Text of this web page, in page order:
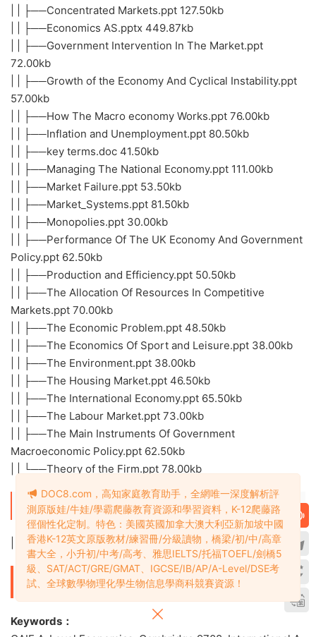
| | ├──Concentrated Markets.ppt 127.50kb
| | ├──Economics AS.pptx 449.87kb
| | ├──Government Intervention In The Market.ppt
72.00kb
| | ├──Growth of the Economy And Cyclical Instability.ppt
57.00kb
| | ├──How The Macro economy Works.ppt 76.00kb
| | ├──Inflation and Unemployment.ppt 80.50kb
| | ├──key terms.doc 41.50kb
| | ├──Managing The National Economy.ppt 111.00kb
| | ├──Market Failure.ppt 53.50kb
| | ├──Market_Systems.ppt 81.50kb
| | ├──Monopolies.ppt 30.00kb
| | ├──Performance Of The UK Economy And Government
Policy.ppt 62.50kb
| | ├──Production and Efficiency.ppt 50.50kb
| | ├──The Allocation Of Resources In Competitive
Markets.ppt 70.00kb
| | ├──The Economic Problem.ppt 48.50kb
| | ├──The Economics Of Sport and Leisure.ppt 38.00kb
| | ├──The Environment.ppt 38.00kb
| | ├──The Housing Market.ppt 46.50kb
| | ├──The International Economy.ppt 65.50kb
| | ├──The Labour Market.ppt 73.00kb
| | ├──The Main Instruments Of Government
Macroeconomic Policy.ppt 62.50kb
| | └──Theory of the Firm.ppt 78.00kb
└──CIE alevel經濟 大綱
| └──9708_y26-28_sy.pdf 707.97kb
2、英文關鍵字及描述
Keywords：
DOC8.com，高知家庭教育助手，全網唯一深度解析評
測原版娃/牛娃/學霸爬藤教育資源和學習資料，K-12爬藤路
徑個性化定制。特色：美國英國加拿大澳大利亞新加坡中國
香港K-12英文原版教材/練習冊/分級讀物，橋梁/初/中/高章
書大全，小升初/中考/高考、雅思IELTS/托福TOEFL/劍橋5
級、SAT/ACT/GRE/GMAT、IGCSE/IB/AP/A-Level/DSE考
試、全球數學物理化學生物信息學商科競賽資源！